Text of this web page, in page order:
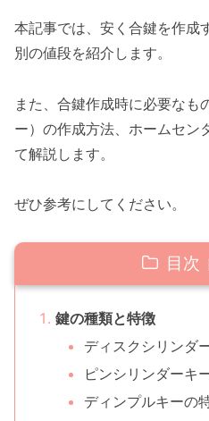
本記事では、安く合鍵を作成
別の値段を紹介します。
また、合鍵作成時に必要なも
ー）の作成方法、ホームセン
て解説します。
ぜひ参考にしてください。
目次
鍵の種類と特徴
ディスクシリンダ
ピンシリンダーキ
ディンプルキーの